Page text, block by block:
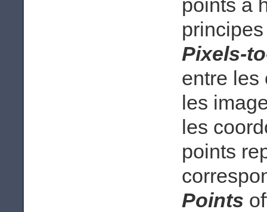
points à
Pixels-
entre les
les
les
points
Points